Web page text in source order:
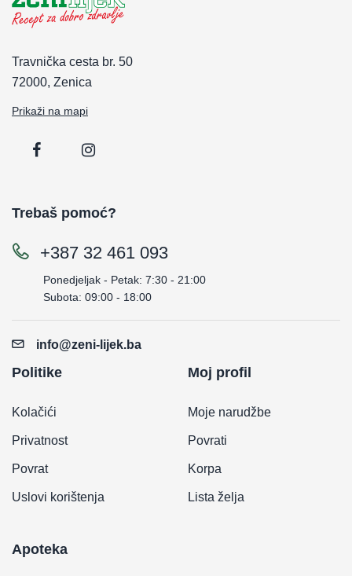
Travnička cesta br. 50
72000, Zenica
Prikaži na mapi
Trebaš pomoć?
+387 32 461 093
Ponedjeljak - Petak: 7:30 - 21:00
Subota: 09:00 - 18:00
info@zeni-lijek.ba
Politike
Kolačići
Privatnost
Povrat
Uslovi korištenja
Moj profil
Moje narudžbe
Povrati
Korpa
Lista želja
Apoteka